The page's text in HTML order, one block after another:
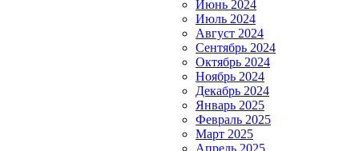
Июнь 2024
Июль 2024
Август 2024
Сентябрь 2024
Октябрь 2024
Ноябрь 2024
Декабрь 2024
Январь 2025
Февраль 2025
Март 2025